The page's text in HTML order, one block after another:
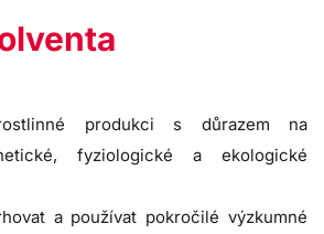
produkci s důrazem na
fyziologické a ekologické
a používat pokročilé výzkumné